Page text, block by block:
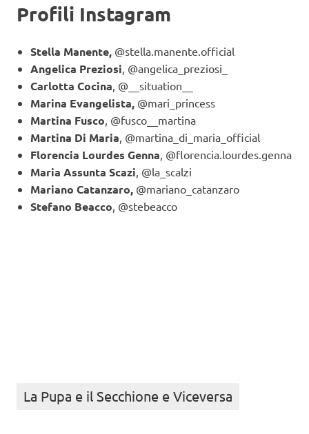
Profili Instagram
Stella Manente, @stella.manente.official
Angelica Preziosi , @angelica_preziosi_
Carlotta Cocina , @__situation__
Marina Evangelista, @mari_princess
Martina Fusco , @fusco__martina
Martina Di Maria , @martina_di_maria_official
Florencia Lourdes Genna , @florencia.lourdes.genna
Maria Assunta Scazi , @la_scalzi
Mariano Catanzaro, @mariano_catanzaro
Stefano Beacco , @stebeacco
La Pupa e il Secchione e Viceversa